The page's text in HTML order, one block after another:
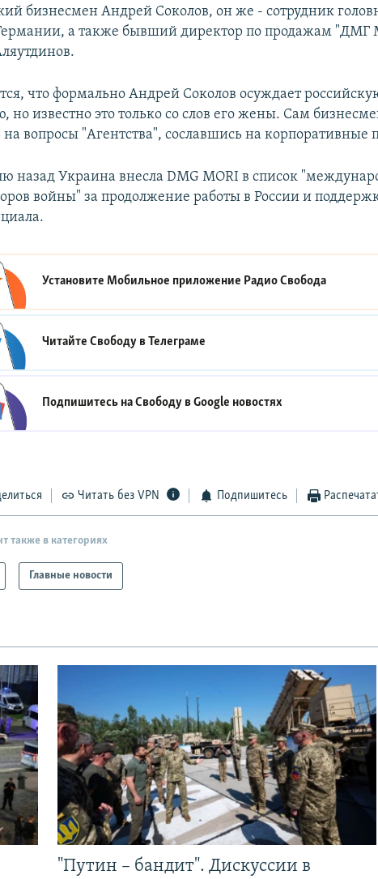
бизнесмен Андрей Соколов, он же - сотрудник
а также бывший директор по продажам "ДМГ
что формально Андрей Соколов осуждает
но известно это только со слов его жены. Сам
на вопросы "Агентства", сославшись на корпоративные
назад Украина внесла DMG MORI в список
войны" за продолжение работы в России и
Установите Мобильное приложение Радио Свобода
Читайте Свободу вТелеграме
Подпишитесь на Свободу вGoogle новостях
Читать без VPN Подпишитесь
также в категориях
Главные новости
"Путин – бандит". Дискуссии в